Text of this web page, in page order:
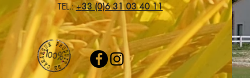
TEL.:+33 (0)6 31 03 40 11